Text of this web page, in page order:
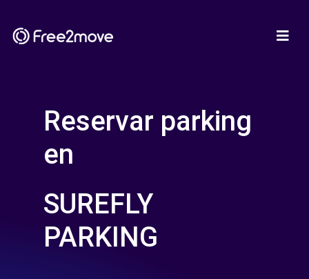
Reservar parking
en
SUREFLY
PARKING